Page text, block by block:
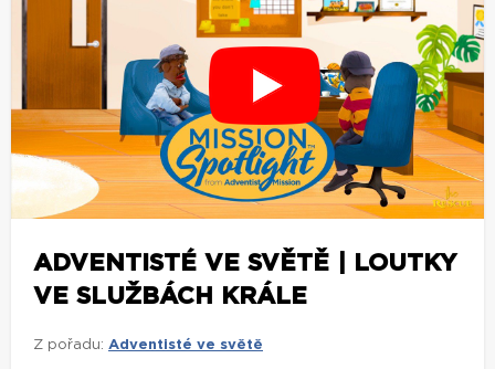
ADVENTISTÉ VE SVĚTĚ | LOUTKY
VE SLUŽBÁCH KRÁLE
Z pořadu: Adventisté ve světě